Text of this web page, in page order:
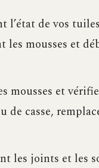
l’état de vos
les mousses et
mousses et
de casse,
les joints et les